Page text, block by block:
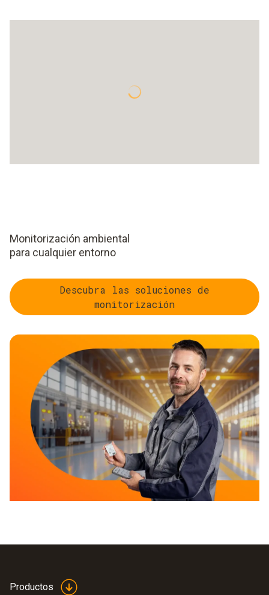
Monitorización ambiental
para cualquier entorno
Descubra las soluciones de
monitorización
Productos